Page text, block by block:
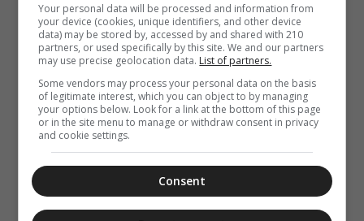
Your personal data will be processed and information from
your device (cookies, unique identifiers, and other device
data) may be stored by, accessed by and shared with 210
partners, or used specifically by this site. We and our partners
may use precise geolocation data. List of partners.
Some vendors may process your personal data on the basis
of legitimate interest, which you can object to by managing
your options below. Look for a link at the bottom of this page
or in the site menu to manage or withdraw consent in privacy
and cookie settings.
Consent